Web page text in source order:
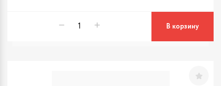
В корзину